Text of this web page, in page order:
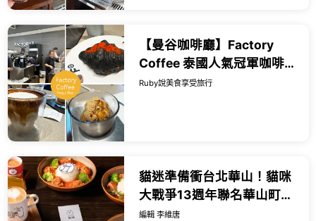
【曼谷咖啡廳】Factory
Coffee 泰國人氣冠軍咖啡，
每一杯咖啡都創意又超有驚
Ruby說美食享受旅行
貓迷準備衝台北華山！貓咪
大戰爭13週年聯名華山町餐
酒館，限量貓罐頭蛋糕與造
編輯 李維唐